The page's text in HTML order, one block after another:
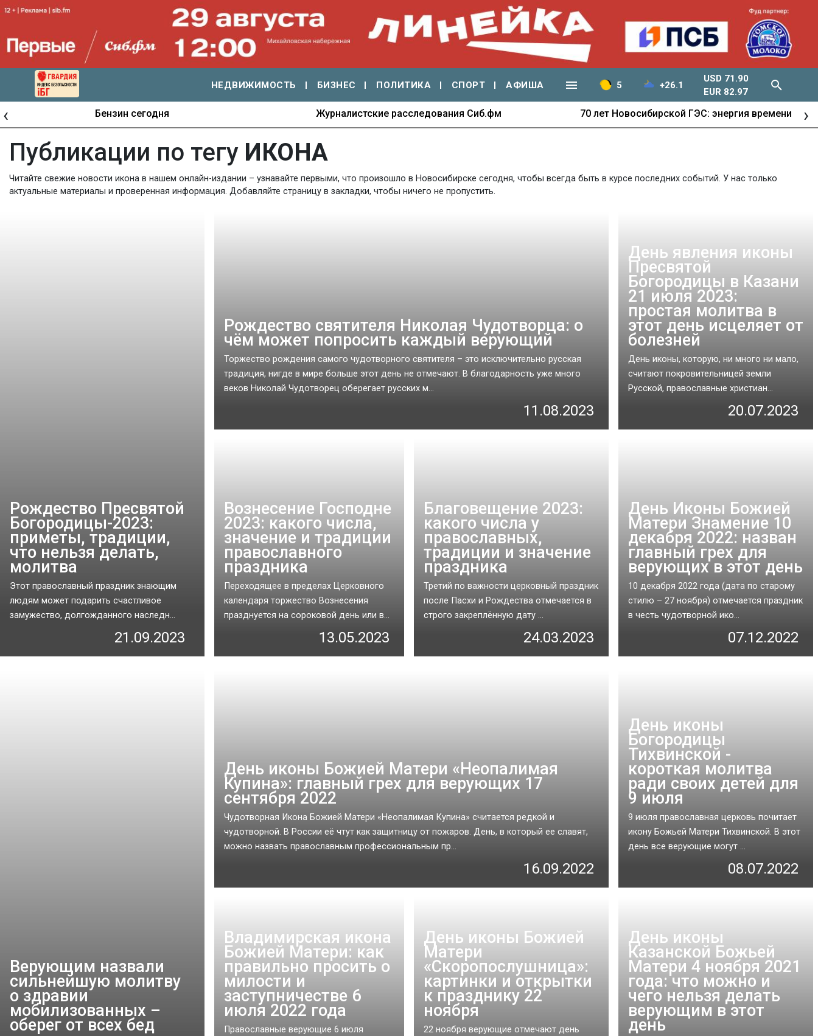
НЕДВИЖИМОСТЬ БИЗНЕС ПОЛИТИКА СПОРТ АФИША 5 +26.1
USD 71.90
EUR 82.97
Журналистские расследования Сиб.фм 70 лет Новосибирской ГЭС: энергия времени Развитие города
‹ ›
Публикации по тегу ИКОНА
Читайте свежие новости икона в нашем онлайн-издании – узнавайте первыми, что произошло в Новосибирске сегодня, чтобы всегда быть в курсе последних событий. У нас только
актуальные материалы и проверенная информация. Добавляйте страницу в закладки, чтобы ничего не пропустить.
Рождество Пресвятой
Богородицы-2023:
приметы, традиции,
что нельзя делать,
молитва
Этот православный праздник знающим
людям может подарить счастливое
замужество, долгожданного наследн...
21.09.2023
Рождество святителя Николая Чудотворца: о
чём может попросить каждый верующий
Торжество рождения самого чудотворного святителя – это исключительно русская
традиция, нигде в мире больше этот день не отмечают. В благодарность уже много
веков Николай Чудотворец оберегает русских м...
11.08.2023
День явления иконы
Пресвятой
Богородицы в Казани
21 июля 2023:
простая молитва в
этот день исцеляет от
болезней
День иконы, которую, ни много ни мало,
считают покровительницей земли
Русской, православные христиан...
20.07.2023
Вознесение Господне
2023: какого числа,
значение и традиции
православного
праздника
Переходящее в пределах Церковного
календаря торжество Вознесения
празднуется на сороковой день или в...
13.05.2023
Благовещение 2023:
какого числа у
православных,
традиции и значение
праздника
Третий по важности церковный праздник
после Пасхи и Рождества отмечается в
строго закреплённую дату ...
24.03.2023
День Иконы Божией
Матери Знамение 10
декабря 2022: назван
главный грех для
верующих в этот день
10 декабря 2022 года (дата по старому
стилю – 27 ноября) отмечается праздник
в честь чудотворной ико...
07.12.2022
Верующим назвали
сильнейшую молитву
о здравии
мобилизованных –
оберег от всех бед
День иконы Божией Матери «Неопалимая
Купина»: главный грех для верующих 17
сентября 2022
Чудотворная Икона Божией Матери «Неопалимая Купина» считается редкой и
чудотворной. В России её чтут как защитницу от пожаров. День, в который ее славят,
можно назвать православным профессиональным пр...
16.09.2022
День иконы
Богородицы
Тихвинской -
короткая молитва
ради своих детей для
9 июля
9 июля православная церковь почитает
икону Божьей Матери Тихвинской. В этот
день все верующие могут ...
08.07.2022
Владимирская икона
Божией Матери: как
правильно просить о
милости и
заступничестве 6
июля 2022 года
Православные верующие 6 июля
День иконы Божией
Матери
«Скоропослушница»:
картинки и открытки
к празднику 22
ноября
22 ноября верующие отмечают день
День иконы
Казанской Божьей
Матери 4 ноября 2021
года: что можно и
чего нельзя делать
верующим в этот
день